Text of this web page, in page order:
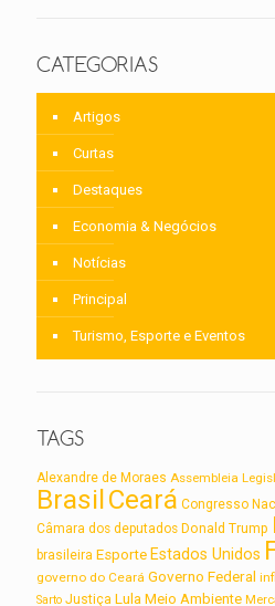
CATEGORIAS
Artigos
Curtas
Destaques
Economia & Negócios
Notícias
Principal
Turismo, Esporte e Eventos
TAGS
Alexandre de Moraes Assembleia
BrasilCeará Congresso
Câmara dos deputados Donald Trump
brasileira Esporte Estados Unidos
governo do Ceará Governo Federal
Sarto Justiça Lula Meio Ambiente